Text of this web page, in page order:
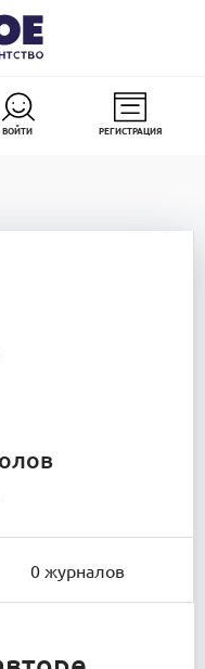
ВОЙТИ РЕГИСТРАЦИЯ
0 журналов